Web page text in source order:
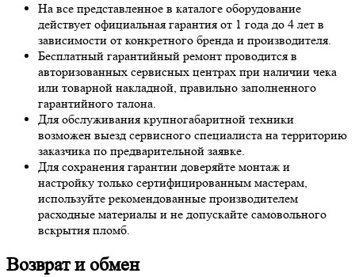
На все представленное в каталоге оборудование
действует официальная гарантия от 1 года до 4 лет в
зависимости от конкретного бренда и производителя.
Бесплатный гарантийный ремонт проводится в
авторизованных сервисных центрах при наличии чека
или товарной накладной, правильно заполненного
гарантийного талона.
Для обслуживания крупногабаритной техники
возможен выезд сервисного специалиста на территорию
заказчика по предварительной заявке.
Для сохранения гарантии доверяйте монтаж и
настройку только сертифицированным мастерам,
используйте рекомендованные производителем
расходные материалы и не допускайте самовольного
вскрытия пломб.
Возврат и обмен